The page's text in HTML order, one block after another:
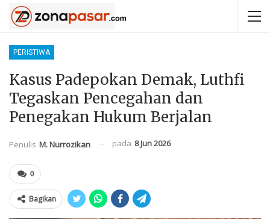
PERISTIWA
Kasus Padepokan Demak, Luthfi
Tegaskan Pencegahan dan
Penegakan Hukum Berjalan
Penulis M. Nurrozikan pada 8 Jun 2026
0
Bagikan